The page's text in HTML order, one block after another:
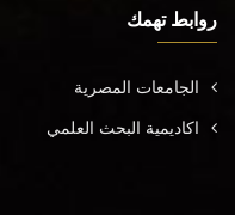
روابط تهمك
الجامعات المصرية
اكاديمية البحث العلمي